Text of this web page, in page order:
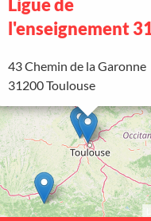
l'enseignement
43 Chemin de la Garonne
31200 Toulouse